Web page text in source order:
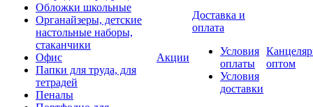
Обложки школьные
Органайзеры, детские
настольные наборы,
стаканчики
Офис
Папки для труда, для
тетрадей
Пеналы
Акции
Доставка и
оплата
Условия
оплаты
Условия
доставки
оптом